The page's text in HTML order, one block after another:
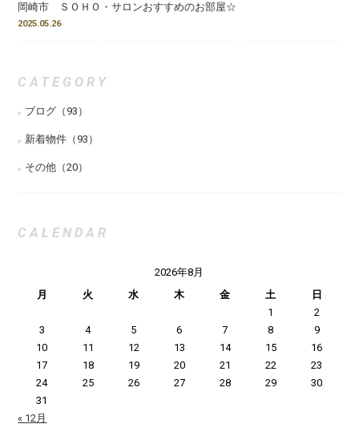
岡崎市 ＳＯＨＯ・サロンおすすめのお部屋☆
2025.05.26
CATEGORY
ブログ （93）
新着物件 （93）
その他 （20）
CALENDAR
2026年8月
月
火 水 木 金 土
日
1
2
3
4 5 6 7 8
9
10
11 12 13 14 15
16
17
18 19 20 21 22
23
24
25 26 27 28 29
30
31
« 12月